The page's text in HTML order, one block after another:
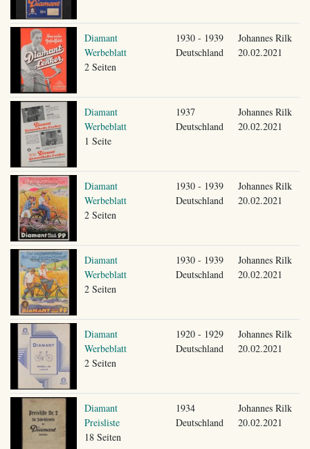
Diamant
Werbeblatt
2 Seiten
1930 - 1939
Deutschland
Johannes Rilk
20.02.2021
Diamant
Werbeblatt
1 Seite
1937
Deutschland
Johannes Rilk
20.02.2021
Diamant
Werbeblatt
2 Seiten
1930 - 1939
Deutschland
Johannes Rilk
20.02.2021
Diamant
Werbeblatt
2 Seiten
1930 - 1939
Deutschland
Johannes Rilk
20.02.2021
Diamant
Werbeblatt
2 Seiten
1920 - 1929
Deutschland
Johannes Rilk
20.02.2021
Diamant
Preisliste
18 Seiten
1934
Deutschland
Johannes Rilk
20.02.2021